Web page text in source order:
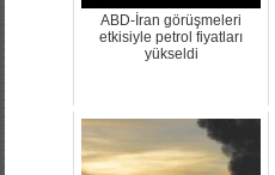
ABD-İran görüşmeleri
etkisiyle petrol fiyatları
yükseldi